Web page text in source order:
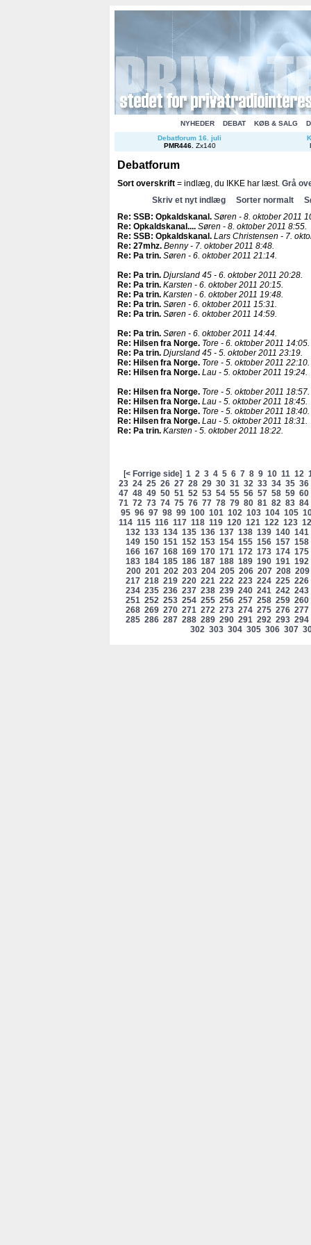
NYHEDER DEBAT KØB & SALG
Debatforum 16. juli
PMR446. Zx140
Debatforum
Sort overskrift = indlæg, du IKKE har læst. Grå
Skriv et nyt indlæg
Sorter normalt
Re: SSB: Opkaldskanal . Søren - 8. oktober 2011
Re: Opkaldskanal.... Søren - 8. oktober 2011 8:55.
Re: SSB: Opkaldskanal . Lars Christensen - 7.
Re: 27mhz. Benny - 7. oktober 2011 8:48.
Re: Pa trin. Søren - 6. oktober 2011 21:14.
Re: Pa trin. Djursland 45 - 6. oktober 2011 20:28.
Re: Pa trin. Karsten - 6. oktober 2011 20:15.
Re: Pa trin. Karsten - 6. oktober 2011 19:48.
Re: Pa trin. Søren - 6. oktober 2011 15:31.
Re: Pa trin. Søren - 6. oktober 2011 14:59.
Re: Pa trin. Søren - 6. oktober 2011 14:44.
Re: Hilsen fra Norge. Tore - 6. oktober 2011 14:05.
Re: Pa trin. Djursland 45 - 5. oktober 2011 23:19.
Re: Hilsen fra Norge. Tore - 5. oktober 2011 22:10.
Re: Hilsen fra Norge. Lau - 5. oktober 2011 19:24.
Re: Hilsen fra Norge. Tore - 5. oktober 2011 18:57.
Re: Hilsen fra Norge. Lau - 5. oktober 2011 18:45.
Re: Hilsen fra Norge. Tore - 5. oktober 2011 18:40.
Re: Hilsen fra Norge. Lau - 5. oktober 2011 18:31.
Re: Pa trin. Karsten - 5. oktober 2011 18:22.
[< Forrige side] 1 2 3 4 5 6 7 8 9 10 11 12
23 24 25 26 27 28 29 30 31 32 33 34 35 36
47 48 49 50 51 52 53 54 55 56 57 58 59 60
71 72 73 74 75 76 77 78 79 80 81 82 83 84
95 96 97 98 99 100 101 102 103 104 105
114 115 116 117 118 119 120 121 122 123
132 133 134 135 136 137 138 139 140 141
149 150 151 152 153 154 155 156 157 158
166 167 168 169 170 171 172 173 174 175
183 184 185 186 187 188 189 190 191 192
200 201 202 203 204 205 206 207 208 209
217 218 219 220 221 222 223 224 225 226
234 235 236 237 238 239 240 241 242 243
251 252 253 254 255 256 257 258 259 260
268 269 270 271 272 273 274 275 276 277
285 286 287 288 289 290 291 292 293 294
302 303 304 305 306 307